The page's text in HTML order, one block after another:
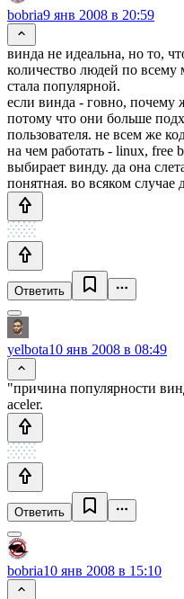
bobria9 янв 2008 в 20:59
винда не идеальна, но то,
количество людей по всему
стала популярной.
если винда - говно,
потому что они больше
пользователя. не всем же
на чем работать - linux, free
выбирает винду. да она
понятная. во всяком случае
Ответить
yelbota10 янв 2008 в 08:49
"причина популярности
aceler.
Ответить
bobria10 янв 2008 в 15:10